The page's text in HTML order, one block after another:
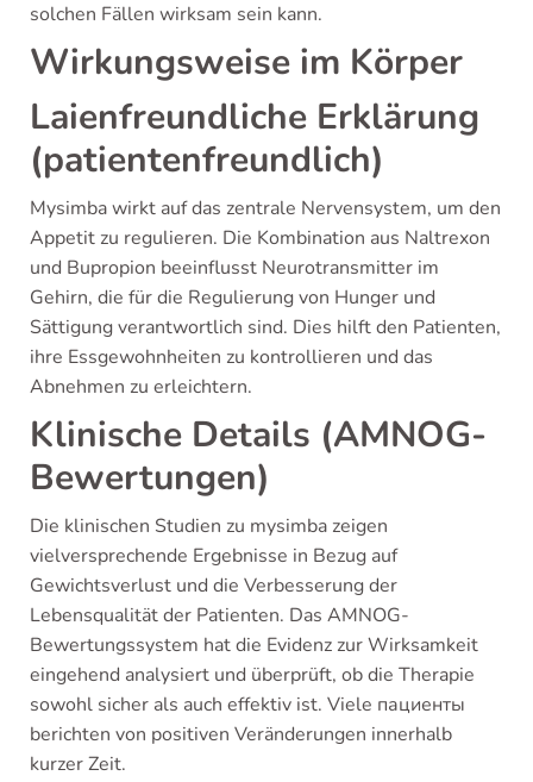
solchen Fällen wirksam sein kann.
Wirkungsweise im Körper
Laienfreundliche Erklärung
(patientenfreundlich)
Mysimba wirkt auf das zentrale Nervensystem, um den
Appetit zu regulieren. Die Kombination aus Naltrexon
und Bupropion beeinflusst Neurotransmitter im
Gehirn, die für die Regulierung von Hunger und
Sättigung verantwortlich sind. Dies hilft den Patienten,
ihre Essgewohnheiten zu kontrollieren und das
Abnehmen zu erleichtern.
Klinische Details (AMNOG-
Bewertungen)
Die klinischen Studien zu mysimba zeigen
vielversprechende Ergebnisse in Bezug auf
Gewichtsverlust und die Verbesserung der
Lebensqualität der Patienten. Das AMNOG-
Bewertungssystem hat die Evidenz zur Wirksamkeit
eingehend analysiert und überprüft, ob die Therapie
sowohl sicher als auch effektiv ist. Viele пациенты
berichten von positiven Veränderungen innerhalb
kurzer Zeit.